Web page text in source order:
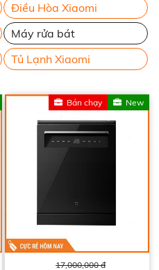
Điều Hòa Xiaomi
Máy rửa bát
Tủ Lạnh Xiaomi
17,000,000 đ
New
Bán chạy